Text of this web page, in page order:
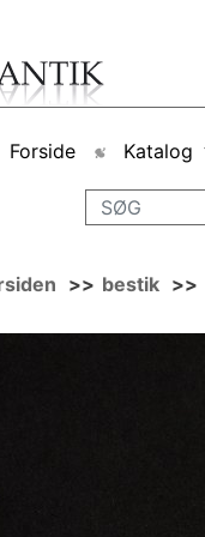
Forside Katalog
>> bestik >>